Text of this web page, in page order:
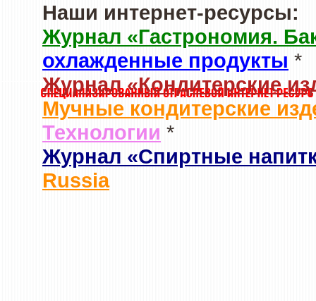
Наши интернет-ресурсы:
Журнал «Гастрономия.
охлажденные продукты *
Журнал «Кондитерские
Мучные кондитерские
Технологии *
Журнал «Спиртные
Russia